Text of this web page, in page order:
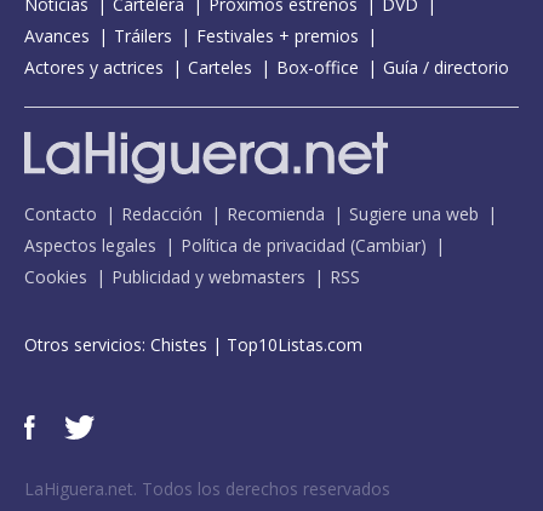
Avances
Tráilers
Festivales + premios
Actores y actrices
Carteles Box-office Guía / directorio
Contacto Redacción Recomienda
Sugiere una web
Aspectos legales
Política de privacidad (Cambiar)
Cookies
Publicidad y webmasters RSS
Otros servicios: Chistes | Top10Listas.com
LaHiguera.net. Todos los derechos reservados